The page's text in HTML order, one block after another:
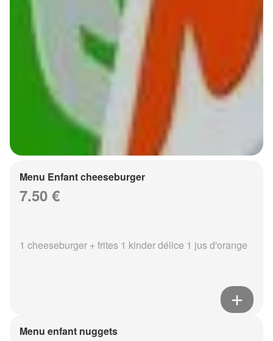
Menu Enfant cheeseburger
7.50 €
1 cheeseburger + frites 1 kinder délice 1 jus d'orange
Menu enfant nuggets